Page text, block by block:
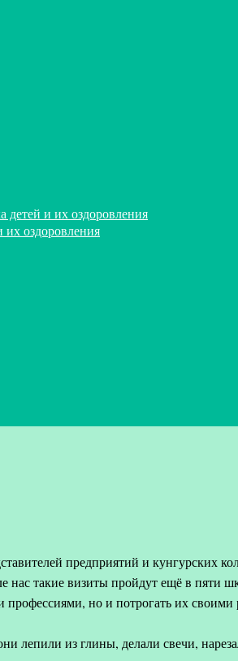
детей и их оздоровления
их оздоровления
предприятий и
такие визиты пройдут ещё в пяти
но и потрогать их
лепили из глины, делали свечи,